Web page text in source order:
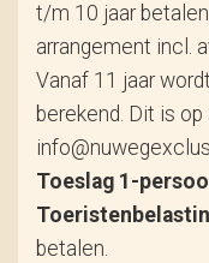
t/m 10 jaar
arrangement incl.
Vanaf 11 jaar
berekend. Dit is op
Toeslag 1-
betalen.